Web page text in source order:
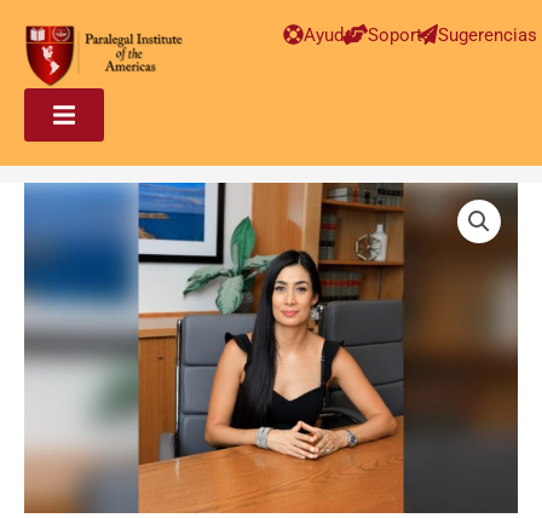
Ayuda Soporte Sugerencias
Paralegal
–
Leidy
Yulieth